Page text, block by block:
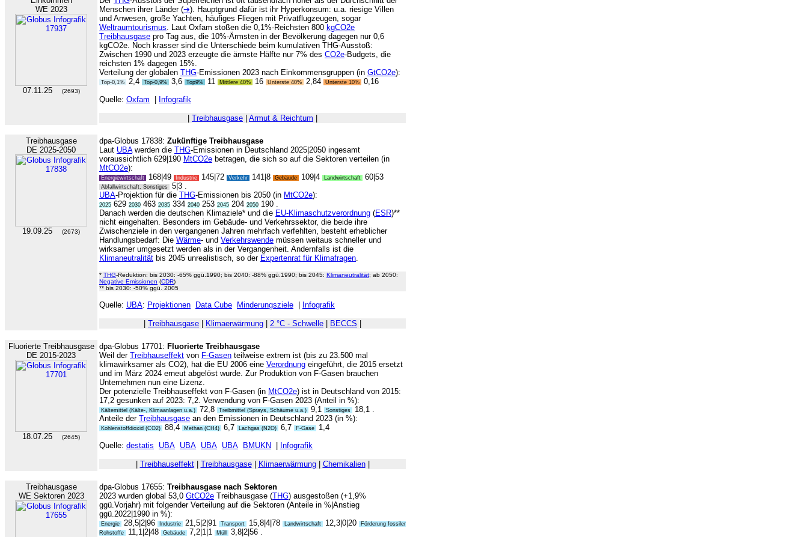
WE 2023
07.11.25 (2693)
Menschen ihrer Länder (➔). Hauptgrund dafür ist ihr Hyperkonsum: u.a. riesige Villen
und Anwesen, große Yachten, häufiges Fliegen mit Privatflugzeugen, sogar
Weltraumtourismus. Laut Oxfam stoßen die 0,1%-Reichsten 800 kgCO2e
Treibhausgase pro Tag aus, die 10%-Ärmsten in der Bevölkerung dagegen nur 0,6
kgCO2e. Noch krasser sind die Unterschiede beim kumulativen THG-Ausstoß:
Zwischen 1990 und 2023 erzeugte die ärmste Hälfte nur 7% des CO2e-Budgets, die
reichsten 1% dagegen 15%.
Verteilung der globalen THG-Emissionen 2023 nach Einkommensgruppen (in GtCO2e):
Top-0,1% 2,4 Top-0,9% 3,6 Top9% 11 Mittlere 40% 16 Unterste 40% 2,84 Unterste 10%
0,16
Quelle: Oxfam Infografik
Treibhausgase Armut & Reichtum
Treibhausgase
DE 2025-2050
19.09.25 (2673)
dpa-Globus 17838: Zukünftige Treibhausgase
Laut UBAwerden die THG-Emissionen in Deutschland 2025|2050 ingesamt
voraussichtlich 629|190 MtCO2e betragen, die sich so auf die Sektoren verteilen (in
MtCO2e):
Energiewirtschaft 168|49 Industrie 145|72 Verkehr 141|8 Gebäude 109|4 Landwirtschaft 60|53
Abfallwirtschaft, Sonstiges
5|3 .
UBA-Projektion für die THG-Emissionen bis 2050 (in MtCO2e):
2025 629 2030 463 2035 334 2040 253 2045 204 2050 190 .
Danach werden die deutschen Klimaziele* und die EU-Klimaschutzverordnung (ESR)**
nicht eingehalten. Besonders im Gebäude- und Verkehrssektor, die beide ihre
Zwischenziele in den vergangenen Jahren mehrfach verfehlten, besteht erheblicher
Handlungsbedarf: Die Wärme- und Verkehrswende müssen weitaus schneller und
wirksamer umgesetzt werden als in der Vergangenheit. Andernfalls ist die
Klimaneutralität bis 2045 unrealistisch, so der Expertenrat für Klimafragen.
* THG-Reduktion: bis 2030: -65% ggü.1990; bis 2040: -88% ggü.1990; bis 2045: Klimaneutralität; ab 2050:
Negative Emissionen (CDR)
** bis 2030: -50% ggü. 2005
Quelle: UBA: Projektionen Data Cube Minderungsziele Infografik
Treibhausgase Klimaerwärmung 2 °C - Schwelle BECCS
Fluorierte Treibhausgase
DE 2015-2023
18.07.25 (2645)
dpa-Globus 17701: Fluorierte Treibhausgase
Weil der Treibhauseffekt von F-Gasen teilweise extrem ist (bis zu 23.500 mal
klimawirksamer als CO2), hat die EU 2006 eine Verordnung eingeführt, die 2015 ersetzt
und im März 2024 erneut abgelöst wurde. Zur Produktion von F-Gasen brauchen
Unternehmen nun eine Lizenz.
Der potenzielle Treibhauseffekt von F-Gasen (in MtCO2e) ist in Deutschland von 2015:
17,2 gesunken auf 2023: 7,2. Verwendung von F-Gasen 2023 (Anteil in %):
Kältemittel (Kälte-, Klimaanlagen u.a.) 72,8 Treibmittel (Sprays, Schäume u.a.) 9,1 Sonstiges
18,1 .
Anteile der Treibhausgase an den Emissionen in Deutschland 2023 (in %):
Kohlenstoffdioxid (CO2) 88,4 Methan (CH4) 6,7 Lachgas (N2O) 6,7 F-Gase
1,4
Quelle: destatis UBA UBA UBA UBA BMUKN Infografik
Treibhauseffekt| Treibhausgase| Klimaerwärmung| Chemikalien|
Treibhausgase
WE Sektoren 2023
dpa-Globus 17655: Treibhausgase nach Sektoren
2023 wurden global 53,0 GtCO2e Treibhausgase (THG) ausgestoßen (+1,9%
ggü.Vorjahr) mit folgender Verteilung auf die Sektoren (Anteile in %|Anstieg
ggü.2022|1990 in %):
Energie 28,5|2|96 Industrie 21,5|2|91 Transport 15,8|4|78 Landwirtschaft 12,3|0|20
Förderung fossiler
Rohstoffe
11,1|2|48 Gebäude 7,2|1|1 Müll 3,8|2|56 .